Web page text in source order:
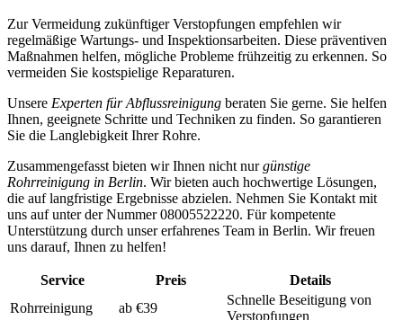
Zur Vermeidung zukünftiger Verstopfungen empfehlen wir
regelmäßige Wartungs- und Inspektionsarbeiten. Diese präventiven
Maßnahmen helfen, mögliche Probleme frühzeitig zu erkennen. So
vermeiden Sie kostspielige Reparaturen.
Unsere Experten für Abflussreinigung beraten Sie gerne. Sie helfen
Ihnen, geeignete Schritte und Techniken zu finden. So garantieren
Sie die Langlebigkeit Ihrer Rohre.
Zusammengefasst bieten wir Ihnen nicht nurgünstige
Rohrreinigung in Berlin. Wir bieten auch hochwertige Lösungen,
die auf langfristige Ergebnisse abzielen. Nehmen Sie Kontakt mit
uns auf unter der Nummer 08005522220. Für kompetente
Unterstützung durch unser erfahrenes Team in Berlin. Wir freuen
uns darauf, Ihnen zu helfen!
Service Preis
Details
Rohrreinigung
ab €39
Schnelle Beseitigung von
Verstopfungen